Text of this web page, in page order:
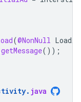
(@NonNull
getMessage());
. java